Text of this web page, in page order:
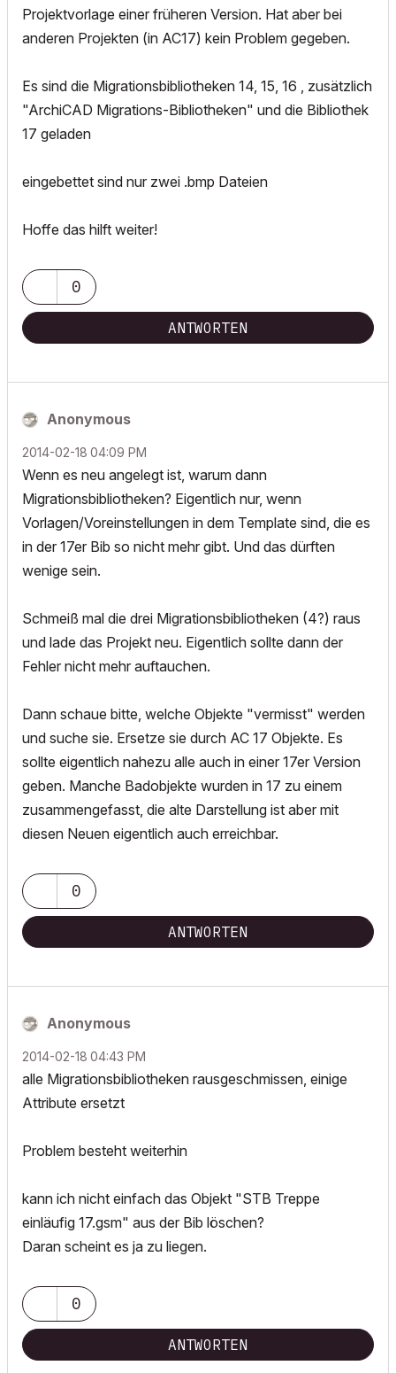
Projektvorlage einer früheren Version. Hat aber bei
anderen Projekten (in AC17) kein Problem gegeben.
Es sind die Migrationsbibliotheken 14, 15, 16 , zusätzlich
"ArchiCAD Migrations-Bibliotheken" und die Bibliothek
17 geladen
eingebettet sind nur zwei .bmp Dateien
Hoffe das hilft weiter!
0
ANTWORTEN
Anonymous
‎2014-02-18 04:09 PM
Wenn es neu angelegt ist, warum dann
Migrationsbibliotheken? Eigentlich nur, wenn
Vorlagen/Voreinstellungen in dem Template sind, die es
in der 17er Bib so nicht mehr gibt. Und das dürften
wenige sein.
Schmeiß mal die drei Migrationsbibliotheken (4?) raus
und lade das Projekt neu. Eigentlich sollte dann der
Fehler nicht mehr auftauchen.
Dann schaue bitte, welche Objekte "vermisst" werden
und suche sie. Ersetze sie durch AC 17 Objekte. Es
sollte eigentlich nahezu alle auch in einer 17er Version
geben. Manche Badobjekte wurden in 17 zu einem
zusammengefasst, die alte Darstellung ist aber mit
diesen Neuen eigentlich auch erreichbar.
0
ANTWORTEN
Anonymous
‎2014-02-18 04:43 PM
alle Migrationsbibliotheken rausgeschmissen, einige
Attribute ersetzt
Problem besteht weiterhin
kann ich nicht einfach das Objekt "STB Treppe
einläufig 17.gsm" aus der Bib löschen?
Daran scheint es ja zu liegen.
0
ANTWORTEN